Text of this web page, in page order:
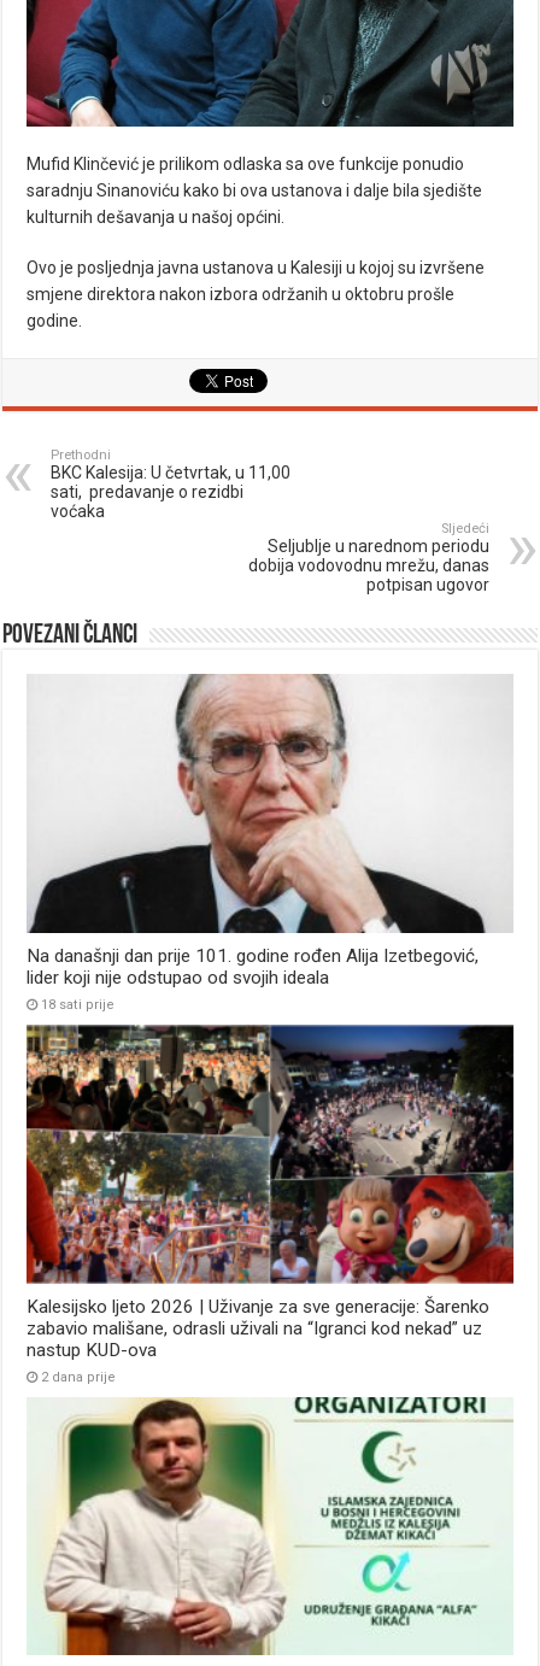
Mufid Klinčević je prilikom odlaska sa ove funkcije ponudio
saradnju Sinanoviću kako bi ova ustanova i dalje bila sjedište
kulturnih dešavanja u našoj općini.
Ovo je posljednja javna ustanova u Kalesiji u kojoj su izvršene
smjene direktora nakon izbora održanih u oktobru prošle
godine.
Prethodni
BKC Kalesija: U četvrtak, u 11,00
sati, predavanje o rezidbi
voćaka
Sljedeći
Seljublje u narednom periodu
dobija vodovodnu mrežu, danas
potpisan ugovor
Povezani članci
Na današnji dan prije 101. godine rođen Alija Izetbegović,
lider koji nije odstupao od svojih ideala
18 sati prije
Kalesijsko ljeto 2026 | Uživanje za sve generacije: Šarenko
zabavio mališane, odrasli uživali na “Igranci kod nekad” uz
nastup KUD-ova
2 dana prije